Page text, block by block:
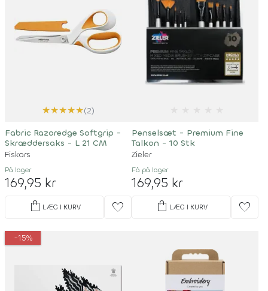
★★★★★(2)
Fabric Razoredge Softgrip -
Skræddersaks - L 21 CM
Fiskars
På lager
169,95 kr
shopping_bag LÆG I KURV favorite
Penselsæt - Premium Fine
Talkon - 10 Stk
Zieler
Få på lager
169,95 kr
shopping_bag LÆG I KURV favorite
-15%